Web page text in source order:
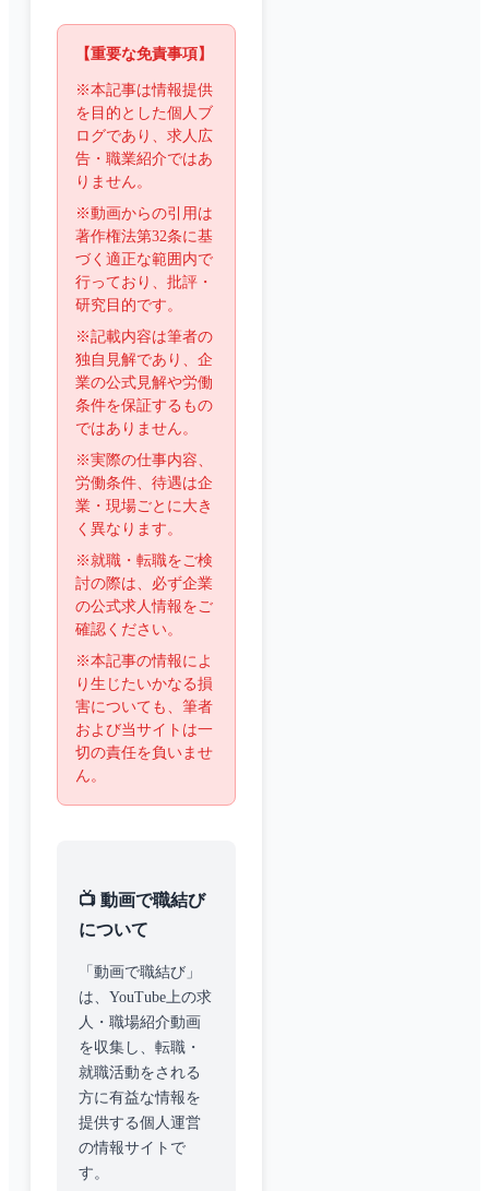
【重要な免責事項】
※本記事は情報提供
を目的とした個人ブ
ログであり、求人広
告・職業紹介ではあ
りません。
※動画からの引用は
著作権法第32条に基
づく適正な範囲内で
行っており、批評・
研究目的です。
※記載内容は筆者の
独自見解であり、企
業の公式見解や労働
条件を保証するもの
ではありません。
※実際の仕事内容、
労働条件、待遇は企
業・現場ごとに大き
く異なります。
※就職・転職をご検
討の際は、必ず企業
の公式求人情報をご
確認ください。
※本記事の情報によ
り生じたいかなる損
害についても、筆者
および当サイトは一
切の責任を負いませ
ん。
📺 動画で職結び
について
「動画で職結び」
は、YouTube上の求
人・職場紹介動画
を収集し、転職・
就職活動をされる
方に有益な情報を
提供する個人運営
の情報サイトで
す。